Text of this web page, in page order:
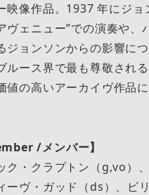
映像作品。1937 年にジ
ヴェニュー”での演奏や
ジョンソンからの影響に
ルース界で最も尊敬され
値の⾼いアーカイヴ作品
/メンバー】
ク・クラプトン（g,vo）
ーヴ・ガッド（ds）、ビ